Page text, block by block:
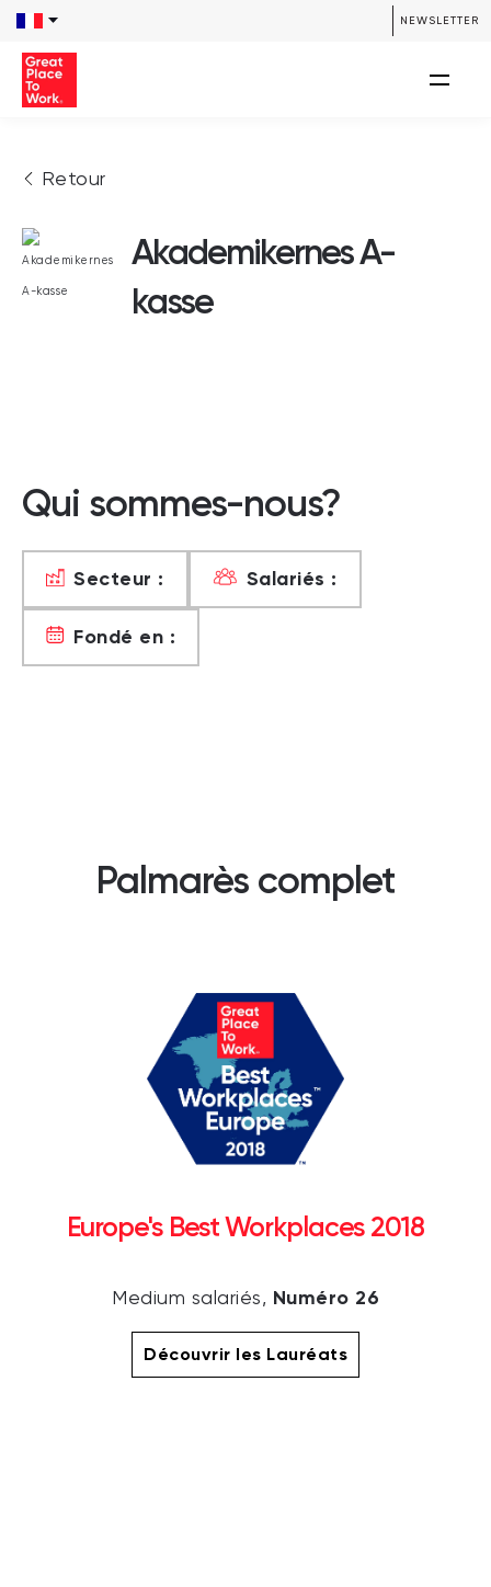
NEWSLETTER
Retour
Akademikernes A-
kasse
Qui sommes-nous?
Secteur : Salariés :
Fondé en :
Palmarès complet
Europe's Best Workplaces 2018
Medium salariés, Numéro 26
Découvrir les Lauréats